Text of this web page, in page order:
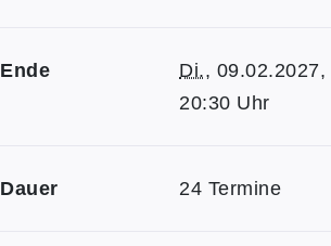
Ende Di., 09.02.2027,
20:30 Uhr
Dauer 24 Termine